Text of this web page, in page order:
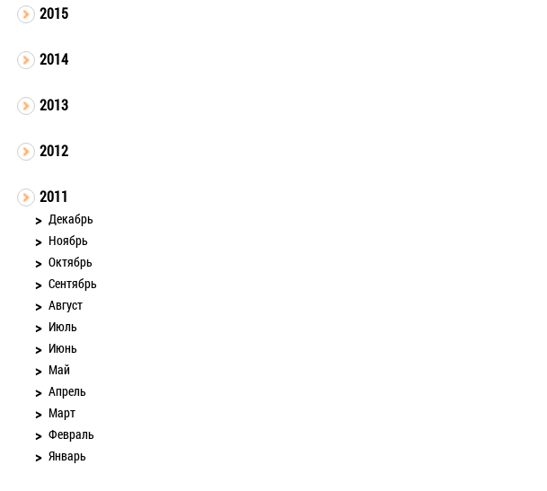
2015
2014
2013
2012
2011
Декабрь
Ноябрь
Октябрь
Сентябрь
Август
Июль
Июнь
Май
Апрель
Март
Февраль
Январь